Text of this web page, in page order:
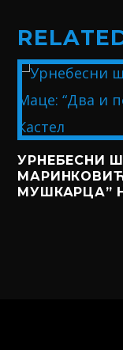
УРНЕБЕСНИ
МУШКАРЦА”